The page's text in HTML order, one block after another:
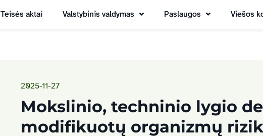
Teisės aktai Valstybinis valdymas Paslaugos Viešos
2025-11-27
Mokslinio, techninio lygio
modifikuotų organizmų